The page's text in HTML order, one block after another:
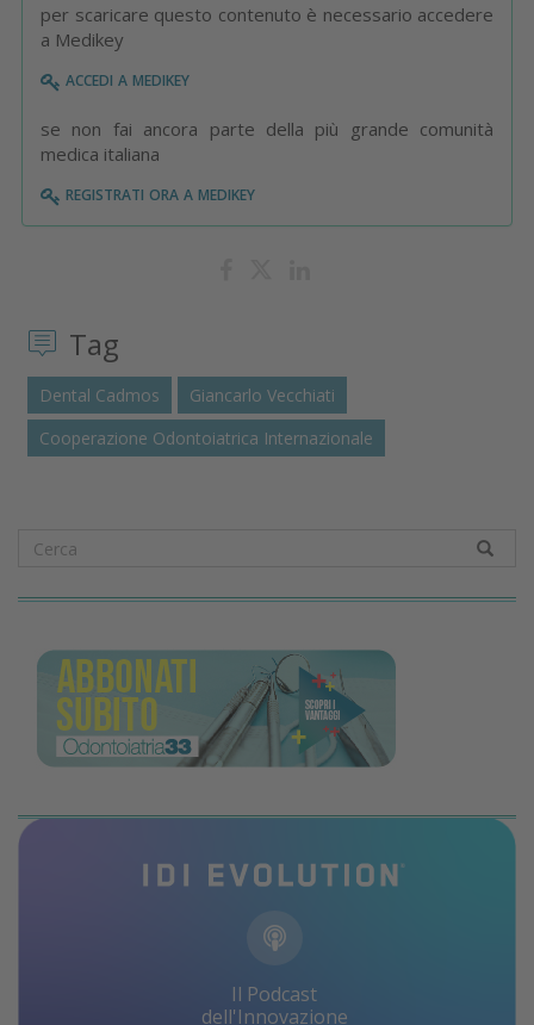
per scaricare questo contenuto è necessario accedere
a Medikey
accedi a medikey
se non fai ancora parte della più grande comunità
medica italiana
registrati ora a medikey
Tag
Dental Cadmos
Giancarlo Vecchiati
Cooperazione Odontoiatrica Internazionale
Il Podcast
dell'Innovazione